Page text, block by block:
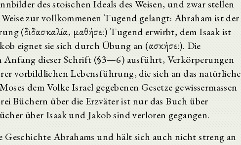
des stoischen Ideals des Weisen, und zwar stellen
zur vollkommenen Tugend gelangt: Abraham ist der
(διδασκαλία, μαθήσει) Tugend erwirbt, dem Isaak ist
eignet sie sich durch Übung an (ασκήσει). Die
Anfang dieser Schrift (§3—6) ausführt, Verkörperungen
vorbildlichen Lebensführung, die sich an das natürliche
dem Volke Israel gegebenen Gesetze gewissermassen
Büchern über die Erzväter ist nur das Buch über
über Isaak und Jakob sind verloren gegangen.
Geschichte Abrahams und hält sich auch nicht streng an